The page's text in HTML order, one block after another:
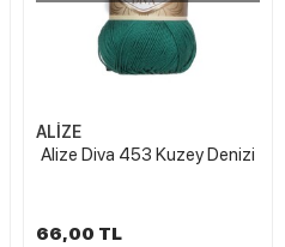
ALİZE
Alize Diva 453 Kuzey Denizi
66,00 TL